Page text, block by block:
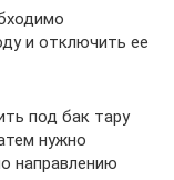
и отключить ее
под бак тару
нужно
направлению